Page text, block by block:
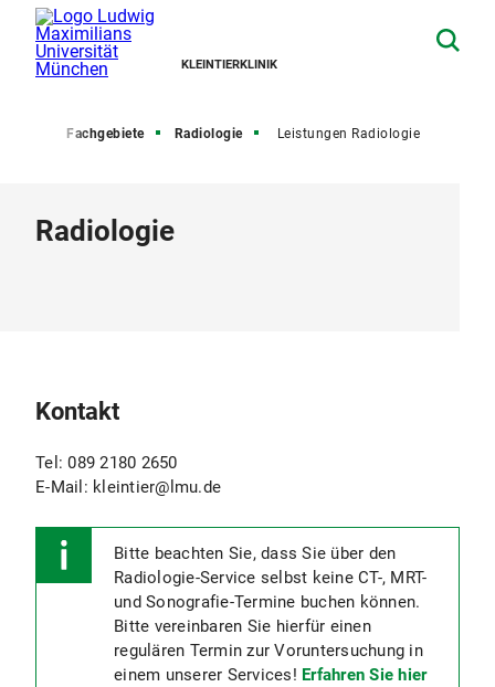
KLEINTIERKLINIK
Fachgebiete Radiologie Leistungen Radiologie
Radiologie
Kontakt
Tel: 089 2180 2650
E-Mail: kleintier@lmu.de
Bitte beachten Sie, dass Sie über den
Radiologie-Service selbst keine CT-, MRT-
und Sonografie-Termine buchen können.
Bitte vereinbaren Sie hierfür einen
regulären Termin zur Voruntersuchung in
einem unserer Services! Erfahren Sie hier